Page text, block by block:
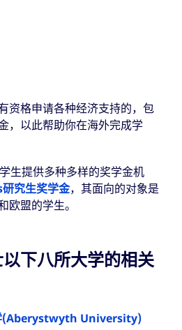
资格申请各种经济支持的，包
，以此帮助你在海外完成学
生提供多种多样的奖学金机
究生奖学金，其面向的对象是
欧盟的学生。
下八所大学的相关
(Aberystwyth University)